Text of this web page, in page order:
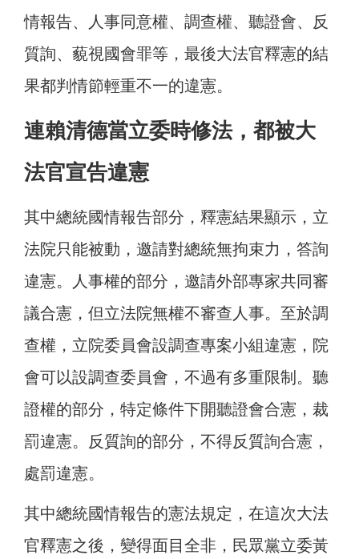
情報告、人事同意權、調查權、聽證會、反
質詢、藐視國會罪等，最後大法官釋憲的結
果都判情節輕重不一的違憲。
連賴清德當立委時修法，都被大
法官宣告違憲
其中總統國情報告部分，釋憲結果顯示，立
法院只能被動，邀請對總統無拘束力，答詢
違憲。人事權的部分，邀請外部專家共同審
議合憲，但立法院無權不審查人事。至於調
查權，立院委員會設調查專案小組違憲，院
會可以設調查委員會，不過有多重限制。聽
證權的部分，特定條件下開聽證會合憲，裁
罰違憲。反質詢的部分，不得反質詢合憲，
處罰違憲。
其中總統國情報告的憲法規定，在這次大法
官釋憲之後，變得面目全非，民眾黨立委黃